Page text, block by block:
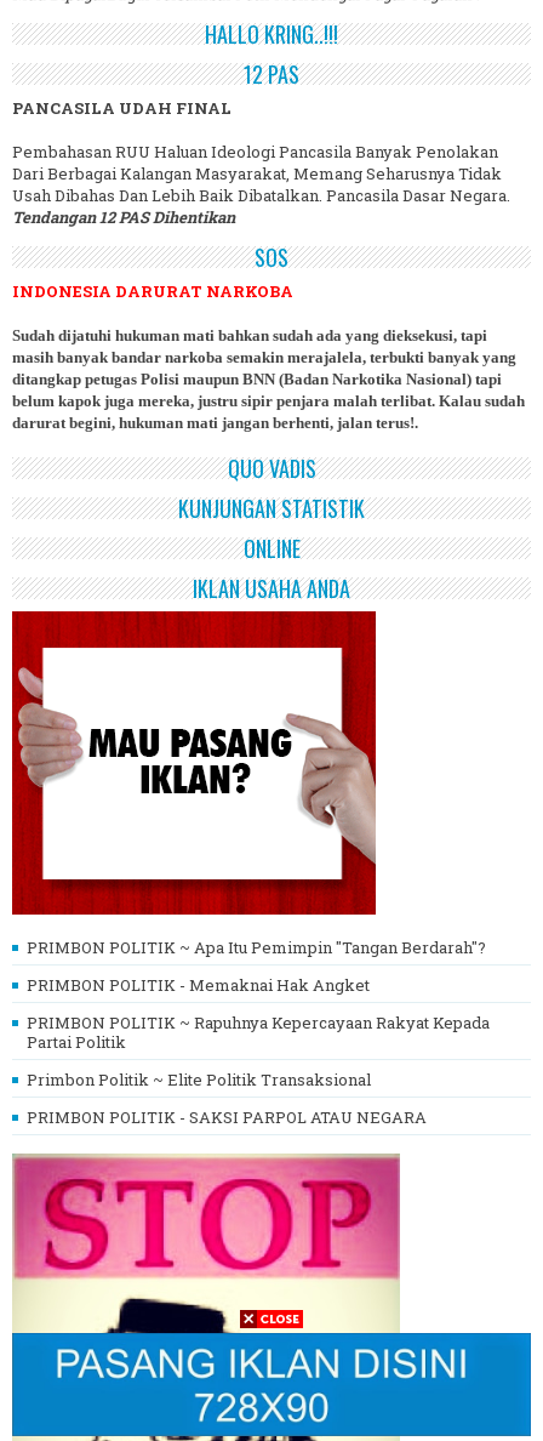
HALLO KRING..!!!
12 PAS
PANCASILA UDAH FINAL
Pembahasan RUU Haluan Ideologi Pancasila Banyak Penolakan
Dari Berbagai Kalangan Masyarakat, Memang Seharusnya Tidak
Usah Dibahas Dan Lebih Baik Dibatalkan. Pancasila Dasar Negara.
Tendangan 12 PAS Dihentikan
SOS
INDONESIA DARURAT NARKOBA
Sudah dijatuhi hukuman mati bahkan sudah ada yang dieksekusi, tapi
masih banyak bandar narkoba semakin merajalela, terbukti banyak yang
ditangkap petugas Polisi maupun BNN (Badan Narkotika Nasional) tapi
belum kapok juga mereka, justru sipir penjara malah terlibat. Kalau sudah
darurat begini, hukuman mati jangan berhenti, jalan terus!.
QUO VADIS
KUNJUNGAN STATISTIK
ONLINE
IKLAN USAHA ANDA
PRIMBON POLITIK ~ Apa Itu Pemimpin "Tangan Berdarah"?
PRIMBON POLITIK - Memaknai Hak Angket
PRIMBON POLITIK ~ Rapuhnya Kepercayaan Rakyat Kepada
Partai Politik
Primbon Politik ~ Elite Politik Transaksional
PRIMBON POLITIK - SAKSI PARPOL ATAU NEGARA